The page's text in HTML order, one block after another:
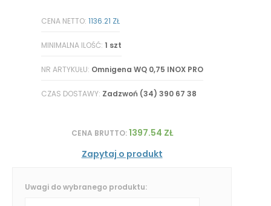
CENA NETTO: 1136.21 ZŁ
MINIMALNA ILOŚĆ: 1 szt
NR ARTYKUŁU: Omnigena WQ 0,75 INOX PRO
CZAS DOSTAWY: Zadzwoń (34) 390 67 38
CENA BRUTTO:1397.54 ZŁ
Zapytaj o produkt
Uwagi do wybranego produktu: